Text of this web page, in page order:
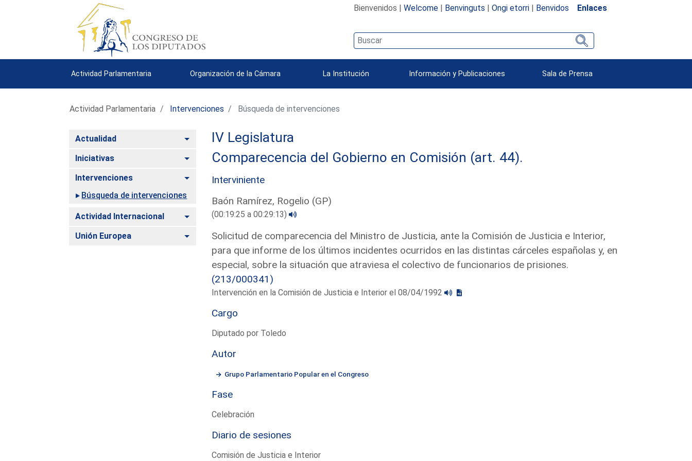
Bienvenidos | Welcome| Benvinguts | Ongi etorri| Benvidos Enlaces
Actividad Parlamentaria Organización de la Cámara La Institución Información y Publicaciones Sala de Prensa
Actividad Parlamentaria Intervenciones Búsqueda de intervenciones
Actualidad Alternar
Iniciativas Alternar
Intervenciones
Alternar
Búsqueda de intervenciones
Actividad Internacional Alternar
Unión Europea Alternar
IV Legislatura
Comparecencia del Gobierno en Comisión (art. 44).
Interviniente
Baón Ramírez, Rogelio (GP)
(00:19:25 a 00:29:13)
Solicitud de comparecencia del Ministro de Justicia, ante la Comisión de Justicia e Interior,
para que informe de los últimos incidentes ocurridos en las distintas cárceles españolas y, en
especial, sobre la situación que atraviesa el colectivo de funcionarios de prisiones.
(213/000341)
Intervención en la Comisión de Justicia e Interior el 08/04/1992
Cargo
Diputado por Toledo
Autor
Grupo Parlamentario Popular en el Congreso
Fase
Celebración
Diario de sesiones
Comisión de Justicia e Interior